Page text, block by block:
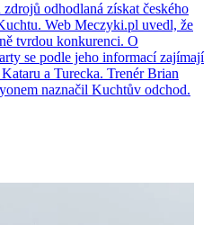
odhodlaná získat českého
Web Meczyki.pl uvedl, že
tvrdou konkurenci. O
se podle jeho informací zajímají
a Turecka. Trenér Brian
naznačil Kuchtův odchod.